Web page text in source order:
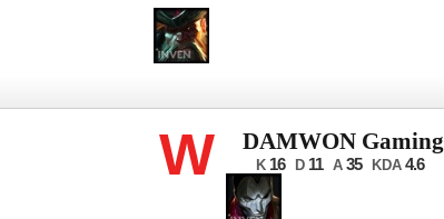
W DAMWON Gaming
K 16 D 11 A 35 KDA 4.6